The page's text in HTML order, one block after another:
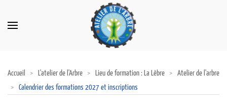
Accueil L'atelier de l'Arbre Lieu de formation : La Lèbre
Atelier de l'arbre
Calendrier des formations 2027 et inscriptions